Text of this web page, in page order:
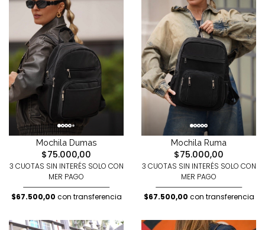
Mochila Dumas
$75.000,00
3 CUOTAS SIN INTERÉS SOLO CON
MER PAGO
$67.500,00 con transferencia
Mochila Ruma
$75.000,00
3 CUOTAS SIN INTERÉS SOLO CON
MER PAGO
$67.500,00 con transferencia